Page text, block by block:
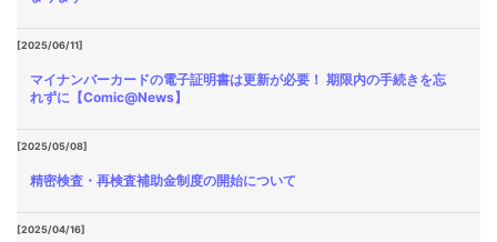
[2025/06/11]
マイナンバーカードの電子証明書は更新が必要！ 期限内の手続きを忘
れずに【Comic@News】
[2025/05/08]
精密検査・再検査補助金制度の開始について
[2025/04/16]